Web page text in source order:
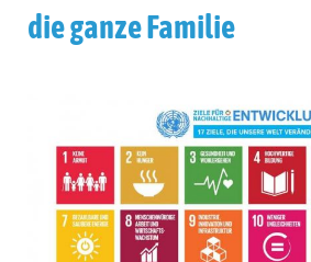
die ganze Familie